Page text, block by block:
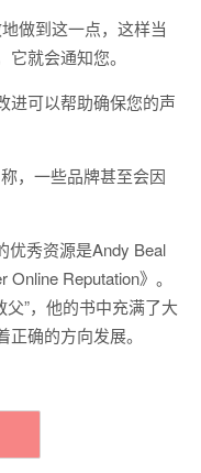
做到这一点，这样当
就会通知您。
进可以帮助确保您的声
，一些品牌甚至会因
优秀资源是Andy Beal
Reputation》。
”，他的书中充满了大
确的方向发展。